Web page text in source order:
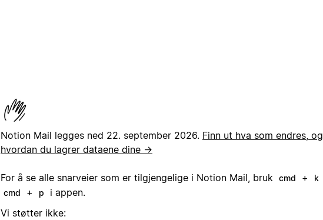
Notion Mail legges ned 22. september 2026. Finn ut hva som endres, og
hvordan du lagrer dataene dine →
For å se alle snarveier som er tilgjengelige i Notion Mail, bruk cmd + k
cmd + p
i appen.
Vi støtter ikke: